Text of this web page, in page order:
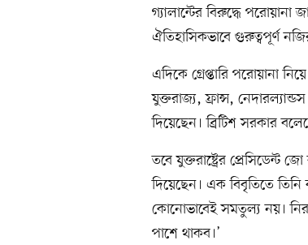
গ্যালান্টের বিরুদ্ধে
ঐতিহাসিকভাবে গুরুত্বপূর্ণ
এদিকে গ্রেপ্তারি পরোয়ানা
যুক্তরাজ্য, ফ্রান্স,
দিয়েছেন। ব্রিটিশ সরকার
তবে যুক্তরাষ্ট্রের প্রেসিডেন্ট
দিয়েছেন। এক বিবৃতিতে
কোনোভাবেই সমতুল্য নয়।
পাশে থাকব।’